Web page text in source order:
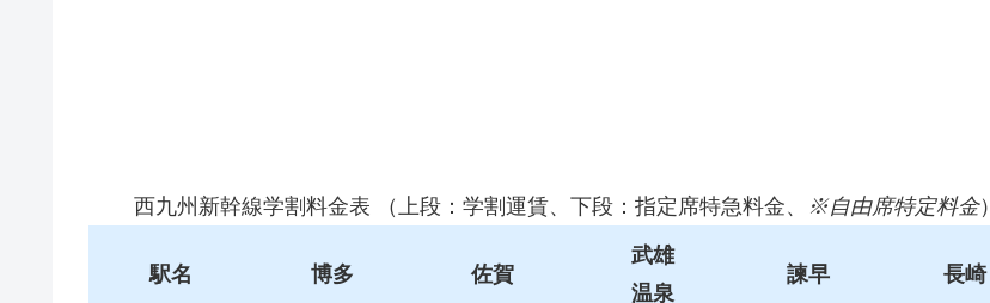
西九州新幹線学割料金表 （上段：学割運賃、下段：指定席特急料金、 ※自由席特定料金）
駅名 博多 佐賀
武雄
温泉
諫早 長崎